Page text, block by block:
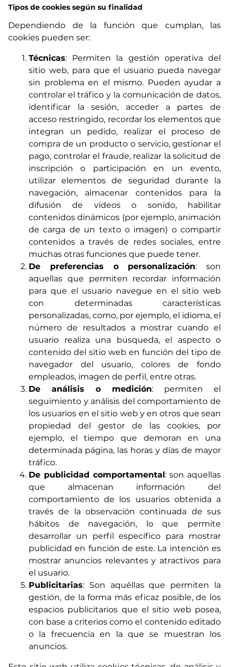
Tipos de cookies según su finalidad
Dependiendo de la función que cumplan, las
cookies pueden ser:
Técnicas: Permiten la gestión operativa del
sitio web, para que el usuario pueda navegar
sin problema en el mismo. Pueden ayudar a
controlar el tráfico y la comunicación de datos,
identificar la sesión, acceder a partes de
acceso restringido, recordar los elementos que
integran un pedido, realizar el proceso de
compra de un producto o servicio, gestionar el
pago, controlar el fraude, realizar la solicitud de
inscripción o participación en un evento,
utilizar elementos de seguridad durante la
navegación, almacenar contenidos para la
difusión de vídeos o sonido, habilitar
contenidos dinámicos (por ejemplo, animación
de carga de un texto o imagen) o compartir
contenidos a través de redes sociales, entre
muchas otras funciones que puede tener.
De preferencias o personalización: son
aquellas que permiten recordar información
para que el usuario navegue en el sitio web
con determinadas características
personalizadas, como, por ejemplo, el idioma, el
número de resultados a mostrar cuando el
usuario realiza una búsqueda, el aspecto o
contenido del sitio web en función del tipo de
navegador del usuario, colores de fondo
empleados, imagen de perfil, entre otras.
De análisis o medición: permiten el
seguimiento y análisis del comportamiento de
los usuarios en el sitio web y en otros que sean
propiedad del gestor de las cookies, por
ejemplo, el tiempo que demoran en una
determinada página, las horas y días de mayor
tráfico.
De publicidad comportamental: son aquellas
que almacenan información del
comportamiento de los usuarios obtenida a
través de la observación continuada de sus
hábitos de navegación, lo que permite
desarrollar un perfil específico para mostrar
publicidad en función de este. La intención es
mostrar anuncios relevantes y atractivos para
el usuario.
Publicitarias: Son aquéllas que permiten la
gestión, de la forma más eficaz posible, de los
espacios publicitarios que el sitio web posea,
con base a criterios como el contenido editado
o la frecuencia en la que se muestran los
anuncios.